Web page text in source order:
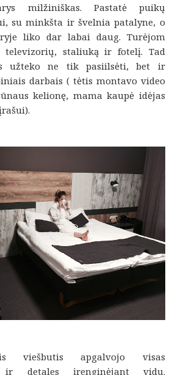
milžiniškas. Pastatė puikų
su minkšta ir švelnia patalyne, o
liko dar labai daug. Turėjom
televizorių, staliuką ir fotelį. Tad
užteko ne tik pasiilsėti, bet ir
darbais ( tėtis montavo video
kelionę, mama kaupė idėjas
viešbutis apgalvojo visas
ir detales įrenginėjant vidų.